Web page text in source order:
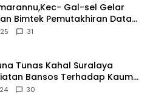
Gal-sel Gelar
Bimtek Pemutakhiran Data
31
Tunas Kahal Suralaya
Bansos Terhadap Kaum
Yatim-Piatu
30